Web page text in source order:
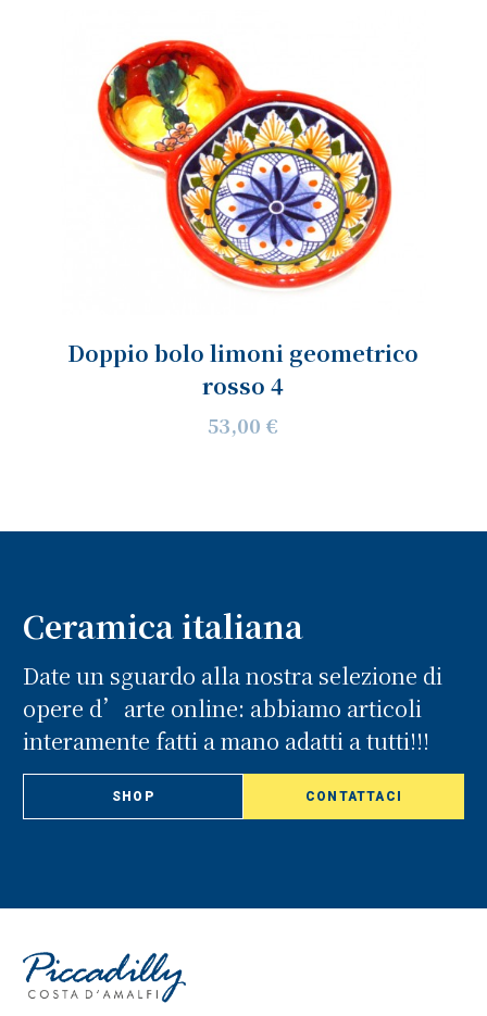
Doppio bolo limoni geometrico
rosso 4
53,00 €
Ceramica italiana
Date un sguardo alla nostra selezione di
opere d’arte online: abbiamo articoli
interamente fatti a mano adatti a tutti!!!
SHOP CONTATTACI